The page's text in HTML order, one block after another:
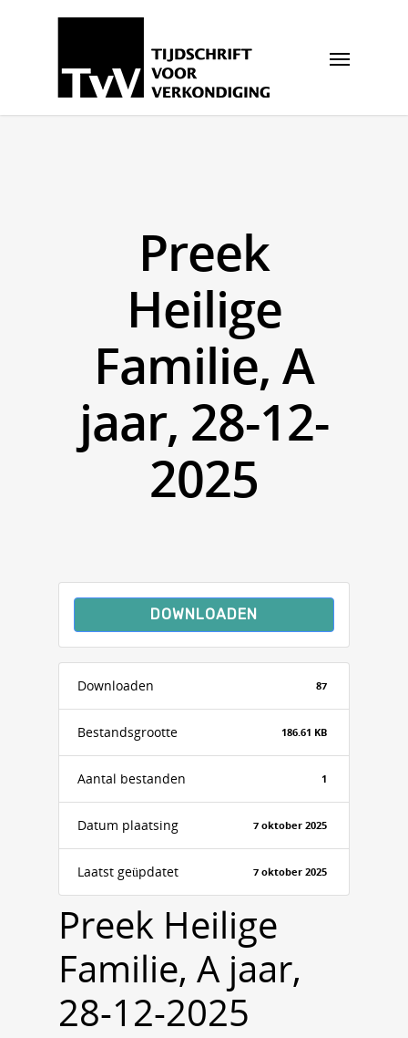
Preek
Heilige
Familie, A
jaar, 28-12-
2025
DOWNLOADEN
Downloaden 87
Bestandsgrootte 186.61 KB
Aantal bestanden 1
Datum plaatsing 7 oktober 2025
Laatst geüpdatet 7 oktober 2025
Preek Heilige
Familie, A jaar,
28-12-2025